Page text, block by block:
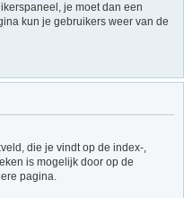
je moet dan een
kun je gebruikers weer van de
die je vindt op de index-,
is mogelijk door op de
pagina.